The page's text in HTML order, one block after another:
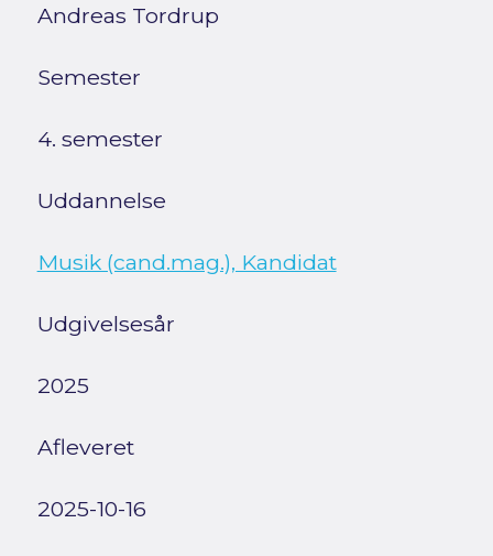
Andreas Tordrup
Semester
4. semester
Uddannelse
Musik (cand.mag.), Kandidat
Udgivelsesår
2025
Afleveret
2025-10-16